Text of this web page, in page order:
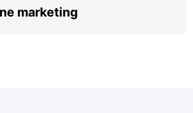
marketing